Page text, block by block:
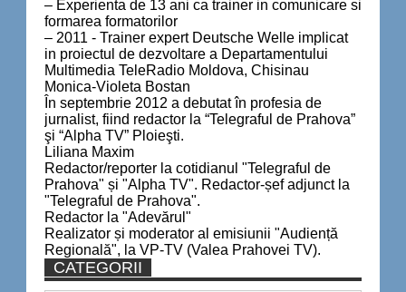
– Experienta de 13 ani ca trainer in comunicare si
formarea formatorilor
– 2011 - Trainer expert Deutsche Welle implicat
in proiectul de dezvoltare a Departamentului
Multimedia TeleRadio Moldova, Chisinau
Monica-Violeta Bostan
În septembrie 2012 a debutat în profesia de
jurnalist, fiind redactor la “Telegraful de Prahova”
şi “Alpha TV” Ploieşti.
Liliana Maxim
Redactor/reporter la cotidianul "Telegraful de
Prahova" și "Alpha TV". Redactor-șef adjunct la
"Telegraful de Prahova".
Redactor la "Adevărul"
Realizator și moderator al emisiunii "Audiență
Regională", la VP-TV (Valea Prahovei TV).
CATEGORII
Categorii